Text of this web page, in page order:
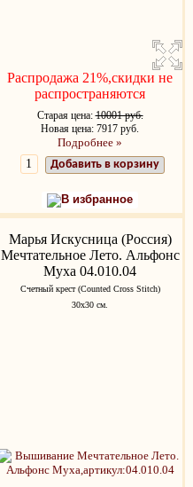
Распродажа 21%,скидки не
распространяются
Старая цена:10001 руб.
Новая цена: 7917 руб.
Подробнее »
Добавить в корзину
В избранное
Марья Искусница (Россия)
Мечтательное Лето. Альфонс
Муха 04.010.04
Счетный крест (Counted Cross Stitch)
30x30 см.